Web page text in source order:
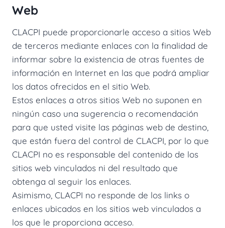
Web
CLACPI puede proporcionarle acceso a sitios Web
de terceros mediante enlaces con la finalidad de
informar sobre la existencia de otras fuentes de
información en Internet en las que podrá ampliar
los datos ofrecidos en el sitio Web.
Estos enlaces a otros sitios Web no suponen en
ningún caso una sugerencia o recomendación
para que usted visite las páginas web de destino,
que están fuera del control de CLACPI, por lo que
CLACPI no es responsable del contenido de los
sitios web vinculados ni del resultado que
obtenga al seguir los enlaces.
Asimismo, CLACPI no responde de los links o
enlaces ubicados en los sitios web vinculados a
los que le proporciona acceso.